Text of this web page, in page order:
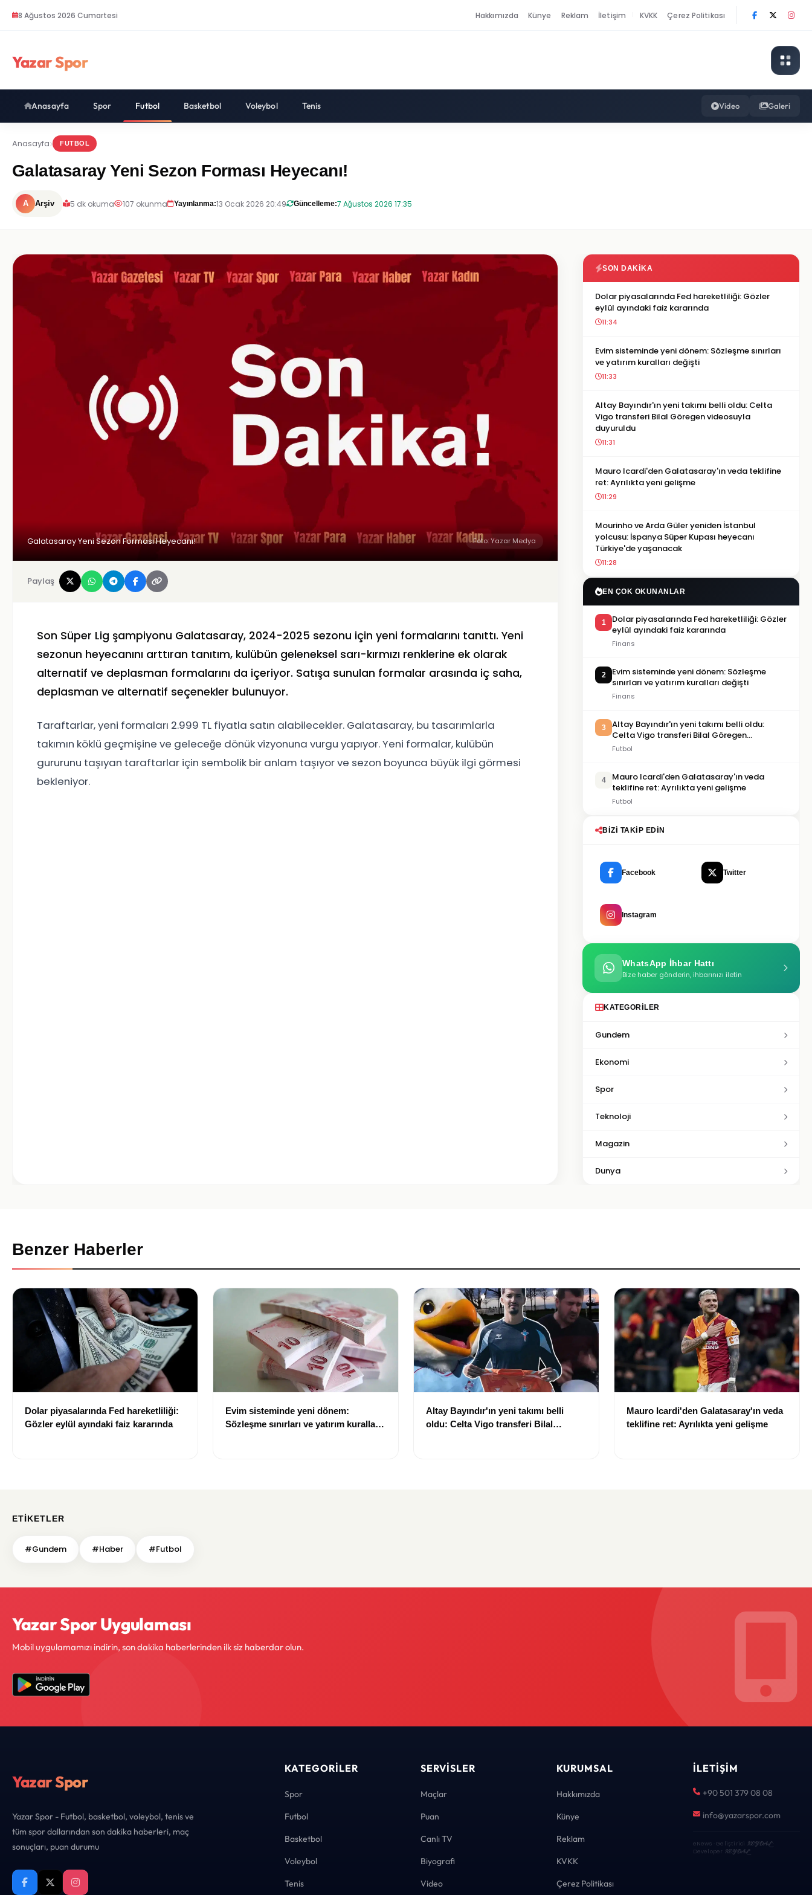
8 Ağustos 2026 Cumartesi Hakkımızda Künye Reklam İletişim KVKK Çerez Politikası
Yazar Spor
Anasayfa Spor Futbol Basketbol Voleybol Tenis Video Galeri
Anasayfa FUTBOL
Galatasaray Yeni Sezon Forması Heyecanı!
A Arşiv 5 dk okuma 107 okunma Yayınlanma:13 Ocak 2026 20:49 Güncelleme:7 Ağustos 2026 17:35
Galatasaray Yeni Sezon Forması Heyecanı! Foto: Yazar Medya
Paylaş
Son Süper Lig şampiyonu Galatasaray, 2024-2025 sezonu için yeni formalarını tanıttı. Yeni
sezonun heyecanını arttıran tanıtım, kulübün geleneksel sarı-kırmızı renklerine ek olarak
alternatif ve deplasman formalarını da içeriyor. Satışa sunulan formalar arasında iç saha,
deplasman ve alternatif seçenekler bulunuyor.
Taraftarlar, yeni formaları 2.999 TL fiyatla satın alabilecekler. Galatasaray, bu tasarımlarla
takımın köklü geçmişine ve geleceğe dönük vizyonuna vurgu yapıyor. Yeni formalar, kulübün
gururunu taşıyan taraftarlar için sembolik bir anlam taşıyor ve sezon boyunca büyük ilgi görmesi
bekleniyor.
SON DAKIKA
Dolar piyasalarında Fed hareketliliği: Gözler
eylül ayındaki faiz kararında
11:34
Evim sisteminde yeni dönem: Sözleşme sınırları
ve yatırım kuralları değişti
11:33
Altay Bayındır'ın yeni takımı belli oldu: Celta
Vigo transferi Bilal Göregen videosuyla
duyuruldu
11:31
Mauro Icardi'den Galatasaray'ın veda teklifine
ret: Ayrılıkta yeni gelişme
11:29
Mourinho ve Arda Güler yeniden İstanbul
yolcusu: İspanya Süper Kupası heyecanı
Türkiye'de yaşanacak
11:28
EN ÇOK OKUNANLAR
1
Dolar piyasalarında Fed hareketliliği: Gözler
eylül ayındaki faiz kararında
Finans
2
Evim sisteminde yeni dönem: Sözleşme
sınırları ve yatırım kuralları değişti
Finans
3
Altay Bayındır'ın yeni takımı belli oldu:
Celta Vigo transferi Bilal Göregen
videosuyla duyuruldu
Futbol
4
Mauro Icardi'den Galatasaray'ın veda
teklifine ret: Ayrılıkta yeni gelişme
Futbol
BIZI TAKIP EDIN
Facebook Twitter
Instagram
WhatsApp İhbar Hattı
Bize haber gönderin, ihbarınızı iletin
KATEGORILER
Gundem
Ekonomi
Spor
Teknoloji
Magazin
Dunya
Benzer Haberler
Dolar piyasalarında Fed hareketliliği:
Gözler eylül ayındaki faiz kararında
Evim sisteminde yeni dönem:
Sözleşme sınırları ve yatırım kuralları
Altay Bayındır'ın yeni takımı belli
oldu: Celta Vigo transferi Bilal
Mauro Icardi'den Galatasaray'ın veda
teklifine ret: Ayrılıkta yeni gelişme
ETIKETLER
#Gundem #Haber #Futbol
Yazar Spor Uygulaması
Mobil uygulamamızı indirin, son dakika haberlerinden ilk siz haberdar olun.
Yazar Spor
Yazar Spor - Futbol, basketbol, voleybol, tenis ve
tüm spor dallarından son dakika haberleri, maç
sonuçları, puan durumu
KATEGORILER
Spor
Futbol
Basketbol
Voleybol
Tenis
SERVISLER
Maçlar
Puan
Canlı TV
Biyografi
Video
KURUMSAL
Hakkımızda
Künye
Reklam
KVKK
Çerez Politikası
İLETIŞIM
+90 501 379 08 08
info@yazarspor.com
eNews · Geliştirici KEYDAL·
Developer KEYDAL